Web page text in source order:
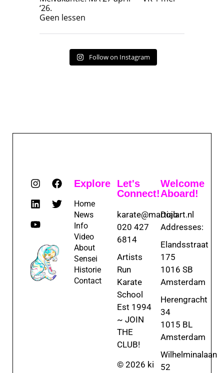
‘26.
Geen lessen
Follow on Instagram
Explore
Home
News
Info
Video
About
Sensei
Historie
Contact
Let's
Connect!
karate@martialart.nl
020 427
6814
Artists
Run
Karate
School
Est 1994
~ JOIN
THE
CLUB!
© 2026 ki
Welcome
Aboard!
Dojo
Addresses:
Elandsstraat
175
1016 SB
Amsterdam
Herengracht
34
1015 BL
Amsterdam
Wilhelminalaan
52